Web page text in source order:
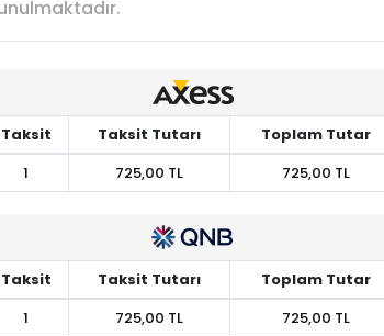
Taksit Taksit Tutarı
Toplam Tutar
1
725,00 TL 725,00 TL
Taksit Taksit Tutarı
Toplam Tutar
1
725,00 TL 725,00 TL